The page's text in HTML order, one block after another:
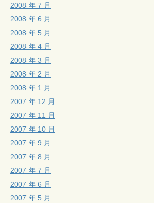
2008 年 7 月
2008 年 6 月
2008 年 5 月
2008 年 4 月
2008 年 3 月
2008 年 2 月
2008 年 1 月
2007 年 12 月
2007 年 11 月
2007 年 10 月
2007 年 9 月
2007 年 8 月
2007 年 7 月
2007 年 6 月
2007 年 5 月